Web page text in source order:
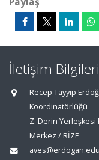
İletişim Bilgileri
Recep Tayyip
Koordinatörlüğü
Z. Derin Yerleşkesi
Merkez / RİZE